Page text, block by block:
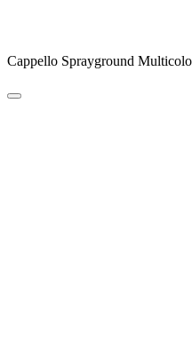
Cappello Sprayground